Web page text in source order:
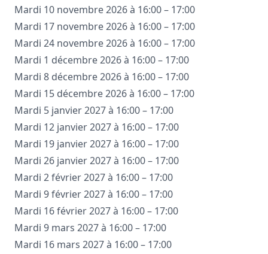
Mardi 10 novembre 2026 à 16:00 – 17:00
Mardi 17 novembre 2026 à 16:00 – 17:00
Mardi 24 novembre 2026 à 16:00 – 17:00
Mardi 1 décembre 2026 à 16:00 – 17:00
Mardi 8 décembre 2026 à 16:00 – 17:00
Mardi 15 décembre 2026 à 16:00 – 17:00
Mardi 5 janvier 2027 à 16:00 – 17:00
Mardi 12 janvier 2027 à 16:00 – 17:00
Mardi 19 janvier 2027 à 16:00 – 17:00
Mardi 26 janvier 2027 à 16:00 – 17:00
Mardi 2 février 2027 à 16:00 – 17:00
Mardi 9 février 2027 à 16:00 – 17:00
Mardi 16 février 2027 à 16:00 – 17:00
Mardi 9 mars 2027 à 16:00 – 17:00
Mardi 16 mars 2027 à 16:00 – 17:00